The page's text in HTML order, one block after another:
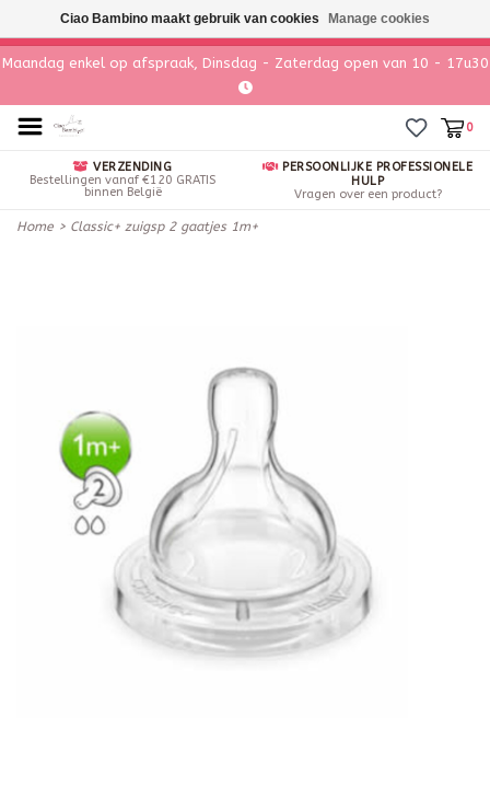
Maandag enkel op afspraak, Dinsdag - Zaterdag open van 10 - 17u30
0
VERZENDING
Bestellingen vanaf €120 GRATIS
binnen België
PERSOONLIJKE PROFESSIONELE
HULP
Vragen over een product?
Home > Classic+ zuigsp 2 gaatjes 1m+
Ciao Bambino maakt gebruik van cookies Manage cookies